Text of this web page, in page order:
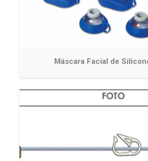
Máscara Facial de